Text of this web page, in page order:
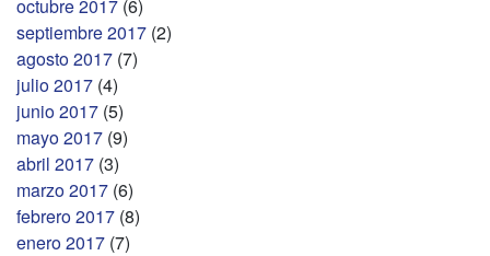
octubre 2017 (6)
septiembre 2017 (2)
agosto 2017 (7)
julio 2017 (4)
junio 2017 (5)
mayo 2017 (9)
abril 2017 (3)
marzo 2017 (6)
febrero 2017 (8)
enero 2017 (7)